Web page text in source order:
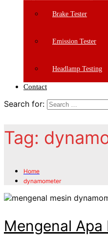
Brake Tester
Emission Tester
Headlamp Testing
Contact
Search for:
Tag:
Home
dynamometer
Mengenal Apa